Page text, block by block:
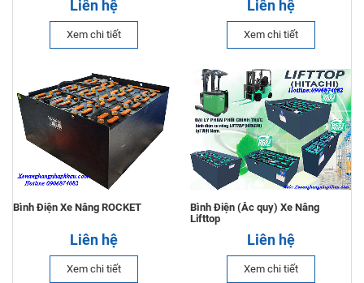
Liên hệ
Xem chi tiết
Liên hệ
Xem chi tiết
Bình Điện Xe Nâng ROCKET
Liên hệ
Xem chi tiết
Bình Điện (Ắc quy) Xe Nâng
Lifttop
Liên hệ
Xem chi tiết